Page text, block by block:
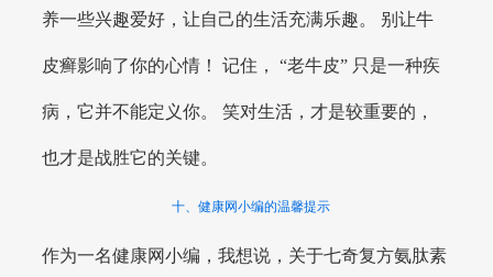
养一些兴趣爱好，让自己的生活充满乐趣。 别让牛
皮癣影响了你的心情！ 记住， “老牛皮” 只是一种疾
病，它并不能定义你。 笑对生活，才是较重要的，
也才是战胜它的关键。
十、健康网小编的温馨提示
作为一名健康网小编，我想说，关于七奇复方氨肽素